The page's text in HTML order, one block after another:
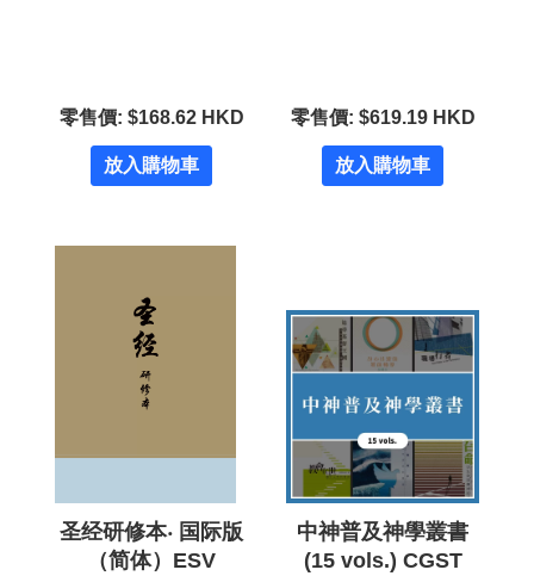
零售價: $168.62 HKD
放入購物車
零售價: $619.19 HKD
放入購物車
圣经研修本‧ 国际版
（简体）ESV
中神普及神學叢書
(15 vols.) CGST